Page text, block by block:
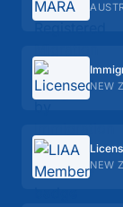
NEW
NEW